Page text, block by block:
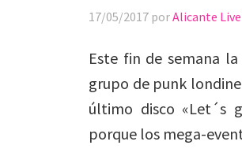
17/05/2017 porAlicante
Este fin de semana
grupo de punk
último disco «Let´s
porque los mega-